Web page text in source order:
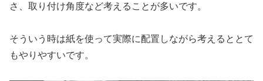
さ、取り付け角度など考えることが多いです。
そういう時は紙を使って実際に配置しながら考えるととて
もやりやすいです。